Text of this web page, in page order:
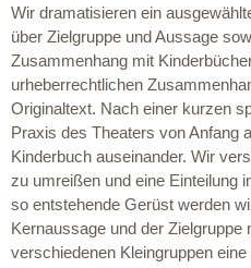
Wir dramatisieren ein
über Zielgruppe und Aussage
Zusammenhang mit
urheberrechtlichen
Originaltext. Nach einer kurzen
Praxis des Theaters von Anfang
Kinderbuch auseinander. Wir
zu umreißen und eine Einteilung
so entstehende Gerüst werden
Kernaussage und der
verschiedenen Kleingruppen